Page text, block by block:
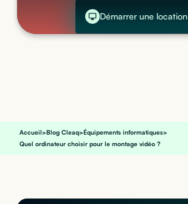
Démarrer une location
Accueil>Blog Cleaq>Équipements informatiques>
Quel ordinateur choisir pour le montage vidéo ?